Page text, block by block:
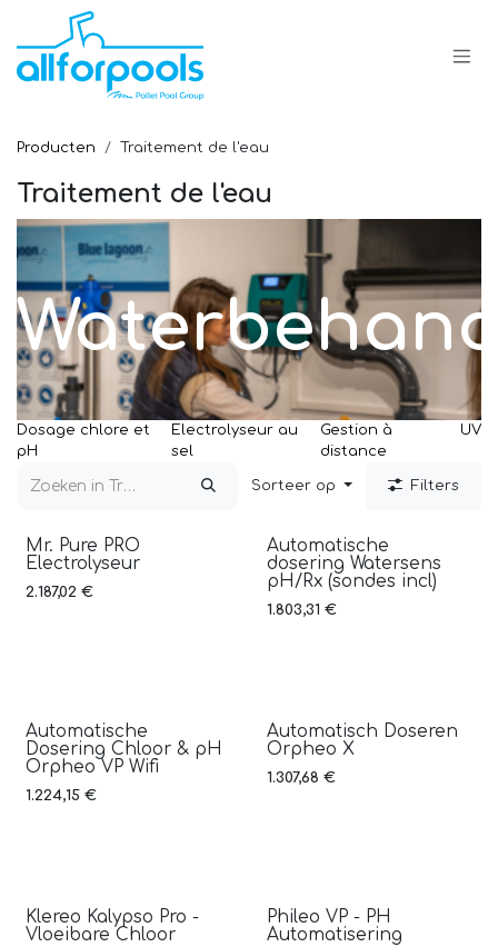
Overslaan naar inhoud
Producten Traitement de l'eau
Traitement de l'eau
Dosage chlore et
pH
Electrolyseur au
sel
Gestion à
distance
UV
Sorteer op Filters
Mr. Pure PRO
Electrolyseur
2.187,02 €
Verkoop
Automatische
dosering Watersens
pH/Rx (sondes incl)
1.803,31 €
Automatische
Dosering Chloor & pH
Orpheo VP Wifi
1.224,15 €
Automatisch Doseren
Orpheo X
1.307,68 €
Klereo Kalypso Pro -
Vloeibare Chloor
Phileo VP - PH
Automatisering